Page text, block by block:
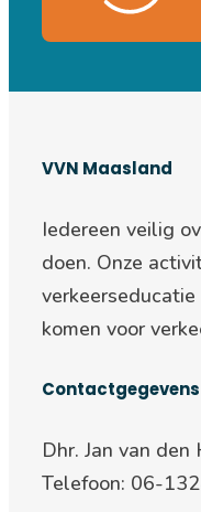
VVN Maasland
Iedereen veilig
doen. Onze
komen voor
Contactgegevens
Dhr. Jan van den
Telefoon: 06-